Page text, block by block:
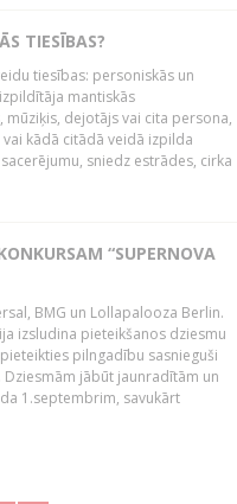
TIESĪBAS?
tiesības: personiskās un
mantiskās
dejotājs vai cita persona,
kādā citādā veidā izpilda
sniedz estrādes, cirka
“SUPERNOVA
BMG un Lollapalooza Berlin.
izsludina pieteikšanos dziesmu
pilngadību sasnieguši
jābūt jaunradītām un
1.septembrim, savukārt